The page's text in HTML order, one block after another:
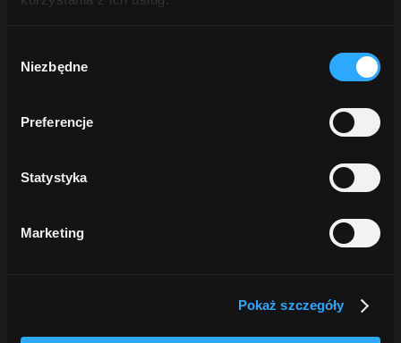
zgody
Niezbędne
Preferencje
Statystyka
Marketing
Pokaż szczegóły
POD PRYSZNIC
DŁONIE i STOPY
Peelingi do rąk
DO BRODY
Sortuj:Ocena